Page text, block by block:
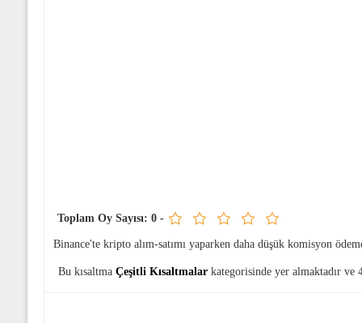
Toplam Oy Sayısı: 0-
Binance'te kripto alım-satımı yaparken daha düşük komisyon
Bu kısaltma Çeşitli Kısaltmalar kategorisinde yer almaktadır ve